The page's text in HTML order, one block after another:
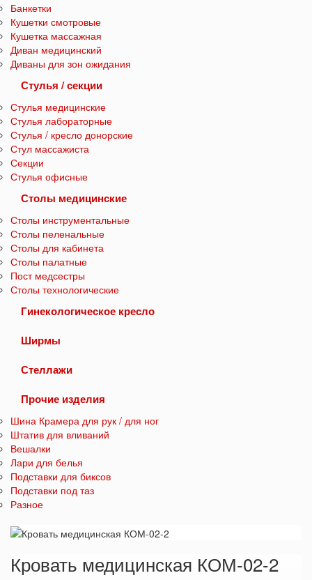
Банкетки
Кушетки смотровые
Кушетка массажная
Диван медицинский
Диваны для зон ожидания
Стулья / секции
Стулья медицинские
Стулья лабораторные
Стулья / кресло донорские
Стул массажиста
Секции
Стулья офисные
Столы медицинские
Столы инструментальные
Столы пеленальные
Столы для кабинета
Столы палатные
Пост медсестры
Столы технологические
Гинекологическое кресло
Ширмы
Стеллажи
Прочие изделия
Шина Крамера для рук / для ног
Штатив для вливаний
Вешалки
Лари для белья
Подставки для биксов
Подставки под таз
Разное
Кровать медицинская КОМ-02-2